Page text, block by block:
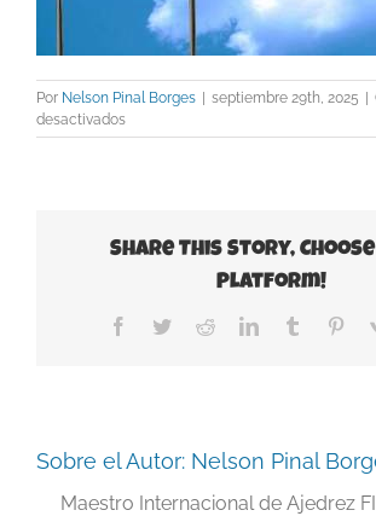
Por Nelson Pinal Borges | septiembre 29th, 2025 |
desactivadosen
Cuba-
Share This Story,
Platform!
Facebook
TwitterRedditLinkedInTumblr
Sobre el Autor: Nelson Pinal
Maestro Internacional de Ajedrez